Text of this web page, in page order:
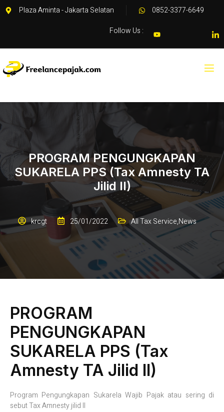
Plaza Aminta - Jakarta Selatan
0852-3377-6649
Follow Us :
PROGRAM PENGUNGKAPAN
SUKARELA PPS (Tax Amnesty TA
Jilid II)
krcgt 25/01/2022 All Tax Service,News
PROGRAM
PENGUNGKAPAN
SUKARELA PPS (Tax
Amnesty TA Jilid II)
Program Pengungkapan Sukarela Wajib Pajak atau sering di
sebut Tax Amnesty jilid II